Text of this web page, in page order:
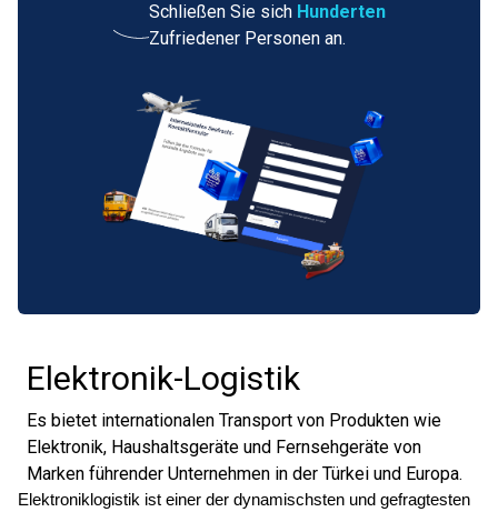
Schließen Sie sich Hunderten
Zufriedener Personen an.
Elektronik-Logistik
Es bietet internationalen Transport von Produkten wie
Elektronik, Haushaltsgeräte und Fernsehgeräte von
Marken führender Unternehmen in der Türkei und Europa.
Elektroniklogistik ist einer der dynamischsten und gefragtesten